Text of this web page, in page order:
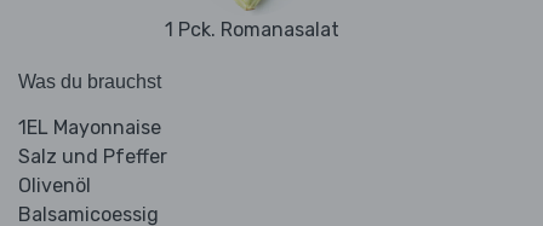
1 Pck. Romanasalat
Was du brauchst
1EL Mayonnaise
Salz und Pfeffer
Olivenöl
Balsamicoessig